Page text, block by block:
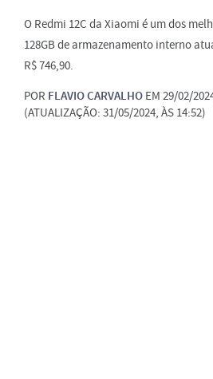
O Redmi 12C da Xiaomi é um dos
128GB de armazenamento interno
R$ 746,90.
POR FLAVIO CARVALHO EM 29/02/
(ATUALIZAÇÃO: 31/05/2024, ÀS 14:52)